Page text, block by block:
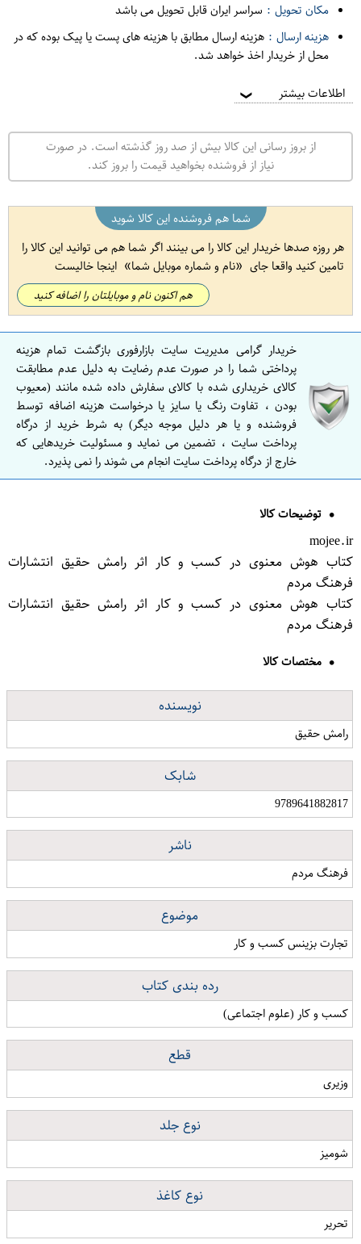
مکان تحویل : سراسر ایران قابل تحویل می باشد
هزینه ارسال : هزینه ارسال مطابق با هزینه های پست یا پیک بوده که در
محل از خریدار اخذ خواهد شد.
اطلاعات بیشتر ❯
از بروز رسانی این کالا بیش از صد روز گذشته است. در صورت
نیاز از فروشنده بخواهید قیمت را بروز کند.
شما هم فروشنده این کالا شوید
هر روزه صدها خریدار این کالا را می بینند اگر شما هم می توانید این کالا را
تامین کنید واقعا جای
نام و شماره موبایل شما اینجا خالیست
هم اکنون نام و موبایلتان را اضافه کنید
خریدار گرامی مدیریت سایت بازارفوری بازگشت تمام هزینه
پرداختی شما را در صورت عدم رضایت به دلیل عدم مطابقت
کالای خریداری شده با کالای سفارش داده شده مانند (معیوب
بودن ، تفاوت رنگ یا سایز یا درخواست هزینه اضافه توسط
فروشنده و یا هر دلیل موجه دیگر) به شرط خرید از درگاه
پرداخت سایت ، تضمین می نماید و مسئولیت خریدهایی که
خارج از درگاه پرداخت سایت انجام می شوند را نمی پذیرد.
توضیحات کالا
mojee.ir
کتاب هوش معنوی در کسب و کار اثر رامش حقیق انتشارات
فرهنگ مردم
کتاب هوش معنوی در کسب و کار اثر رامش حقیق انتشارات
فرهنگ مردم
مختصات کالا
نویسنده
رامش حقیق
شابک
9789641882817
ناشر
فرهنگ مردم
موضوع
تجارت بزینس کسب و کار
رده بندی کتاب
کسب و کار (علوم اجتماعی)
قطع
وزیری
نوع جلد
شومیز
نوع کاغذ
تحریر